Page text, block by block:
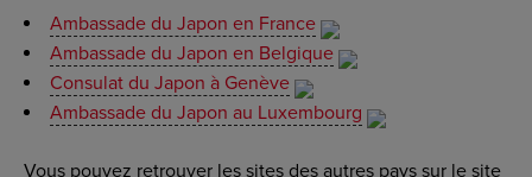
Ambassade du Japon en France
Ambassade du Japon en Belgique
Consulat du Japon à Genève
Ambassade du Japon au Luxembourg
Vous pouvez retrouver les sites des autres pays sur le site